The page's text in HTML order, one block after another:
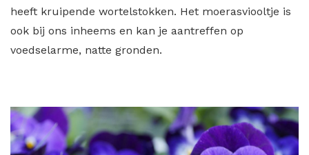
heeft kruipende wortelstokken. Het moerasviooltje is
ook bij ons inheems en kan je aantreffen op
voedselarme, natte gronden.